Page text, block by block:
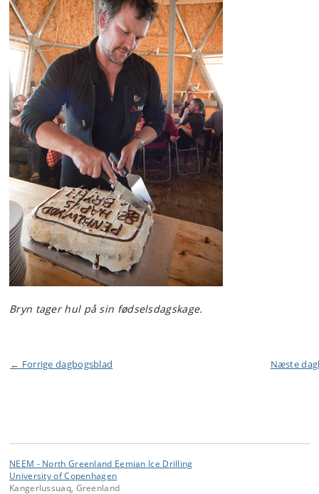
Bryn tager hul på sin fødselsdagskage.
← Forrige dagbogsblad Næste
NEEM - North Greenland Eemian Ice Drilling
University of Copenhagen
Kangerlussuaq, Greenland